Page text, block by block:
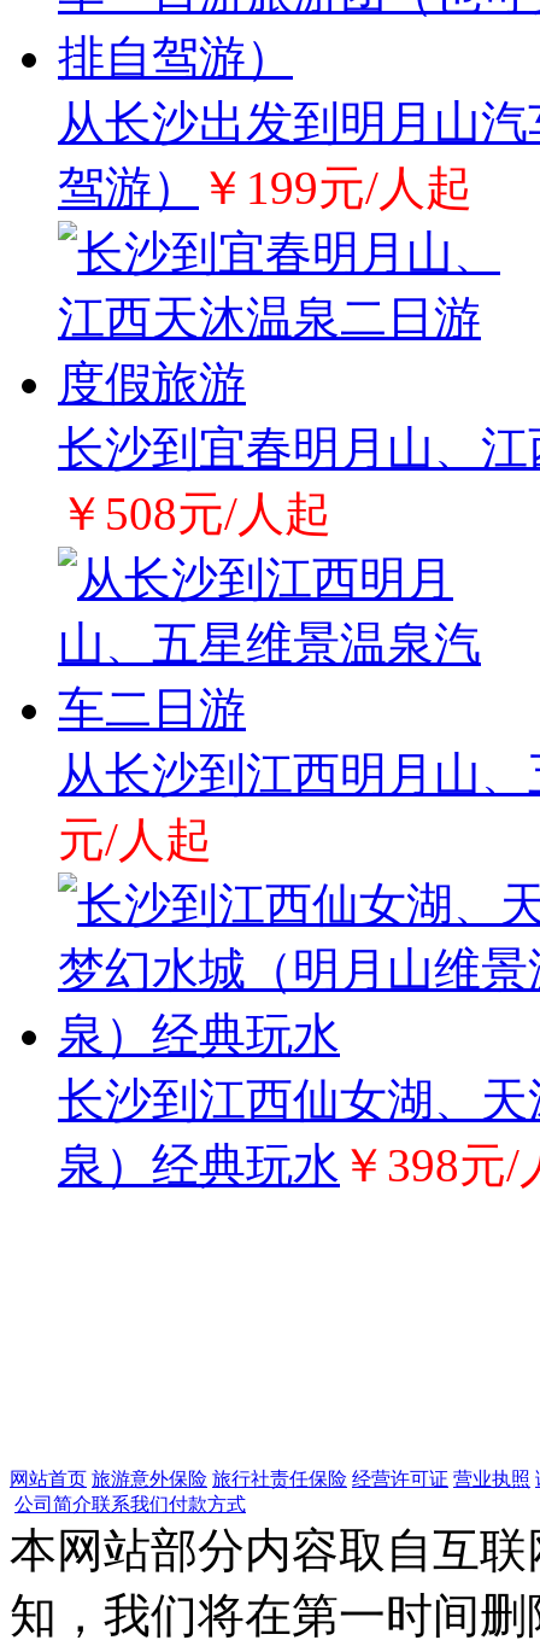
从长沙出发到明月山
驾游）
￥199元/人起
长沙到宜春明月山、
￥508元/人起
从长沙到江西明月山
元/人起
长沙到江西仙女湖、
泉）经典玩水 ￥398元/
网站首页 旅游意外保险 旅行社责任保险 经营许可证 营业执照
公司简介联系我们付款方式
本网站部分内容取自互
知，我们将在第一时间